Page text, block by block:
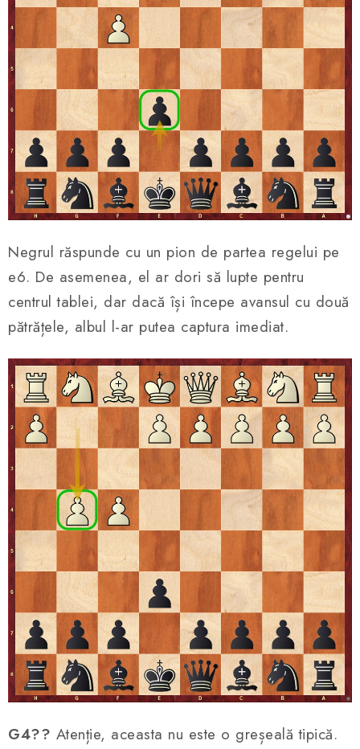
Negrul răspunde cu un pion de partea regelui pe
e6. De asemenea, el ar dori să lupte pentru
centrul tablei, dar dacă își începe avansul cu două
pătrățele, albul l-ar putea captura imediat.
G4?? Atenție, aceasta nu este o greșeală tipică.